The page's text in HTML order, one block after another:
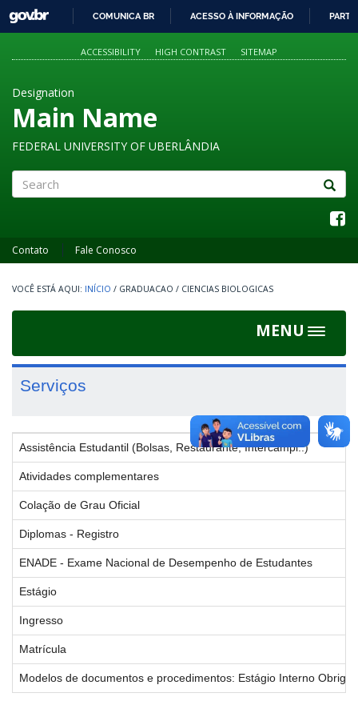
PARA
O
GOVBR
COMUNICA BR ACESSO À INFORMAÇÃO
ACCESSIBILITY HIGH CONTRAST SITEMAP
Designation
Main Name
FEDERAL UNIVERSITY OF UBERLÂNDIA
Contato Fale Conosco
INÍCIO / GRADUACAO / CIENCIAS BIOLOGICAS
MENU
Toggle
Serviços
Assistência Estudantil (Bolsas, Restaurante, Intercampi..)
Atividades complementares
Colação de Grau Oficial
Diplomas - Registro
ENADE - Exame Nacional de Desempenho de Estudantes
Estágio
Ingresso
Matrícula
Modelos de documentos e procedimentos: Estágio Interno